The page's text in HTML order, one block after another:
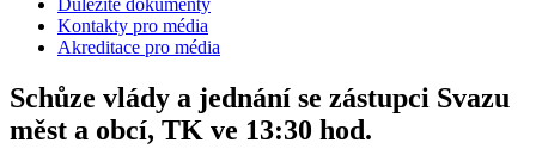
Kontakty pro média
Akreditace pro média
Schůze vlády a jednání se zástupci Svazu
měst a obcí, TK ve 13:30 hod.